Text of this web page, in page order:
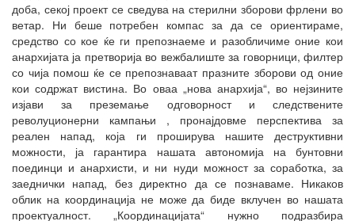
доба, секој проект се сведува на стерилни зборови фрлени во
ветар. Ни беше потребен компас за да се ориентираме,
средство со кое ќе ги препознаеме и разобличиме оние кои
анархијата ја претворија во вежбалиште за говорници, филтер
со чија помош ќе се препознаваат празните зборови од оние
кои содржат вистина. Во оваа „нова анархија“, во нејзините
изјави за преземање одговорност и следствените
револуционерни кампањи , пронајдовме перспектива за
реален напад, која ги проширува нашите деструктивни
можности, ја гарантира нашата автономија на бунтовни
поединци и анархисти, и ни нуди можност за соработка, за
заеднички напад, без директно да се познаваме. Никаков
облик на координација не може да биде вклучен во нашата
проектуалност. „Координацијата“ нужно подразбира